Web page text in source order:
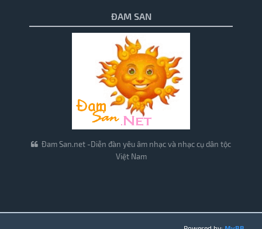
ĐAM SAN
Đam San.net -Diễn đàn yêu âm nhạc và nhạc cụ dân tộc
Việt Nam